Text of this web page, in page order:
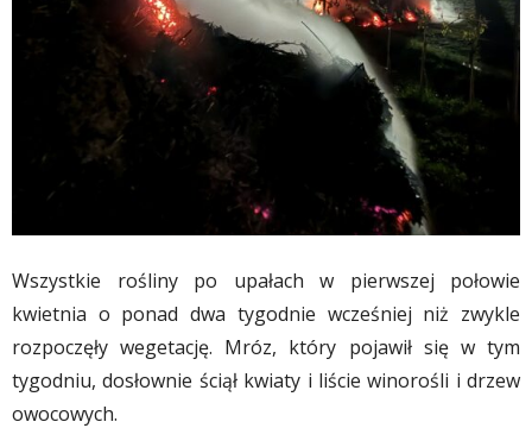
Wszystkie rośliny po upałach w pierwszej połowie
kwietnia o ponad dwa tygodnie wcześniej niż zwykle
rozpoczęły wegetację. Mróz, który pojawił się w tym
tygodniu, dosłownie ściął kwiaty i liście winorośli i drzew
owocowych.